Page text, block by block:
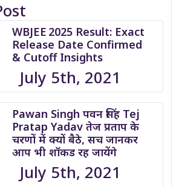
WBJEE 2025 Result: Exact
Release Date Confirmed
& Cutoff Insights
July 5th, 2021
Pawan Singh पवन सिंह Tej
Pratap Yadav तेज प्रताप के
चरणों में क्यों बैठे, सच जानकर
आप भी शॉकड रह जायेंगे
July 5th, 2021